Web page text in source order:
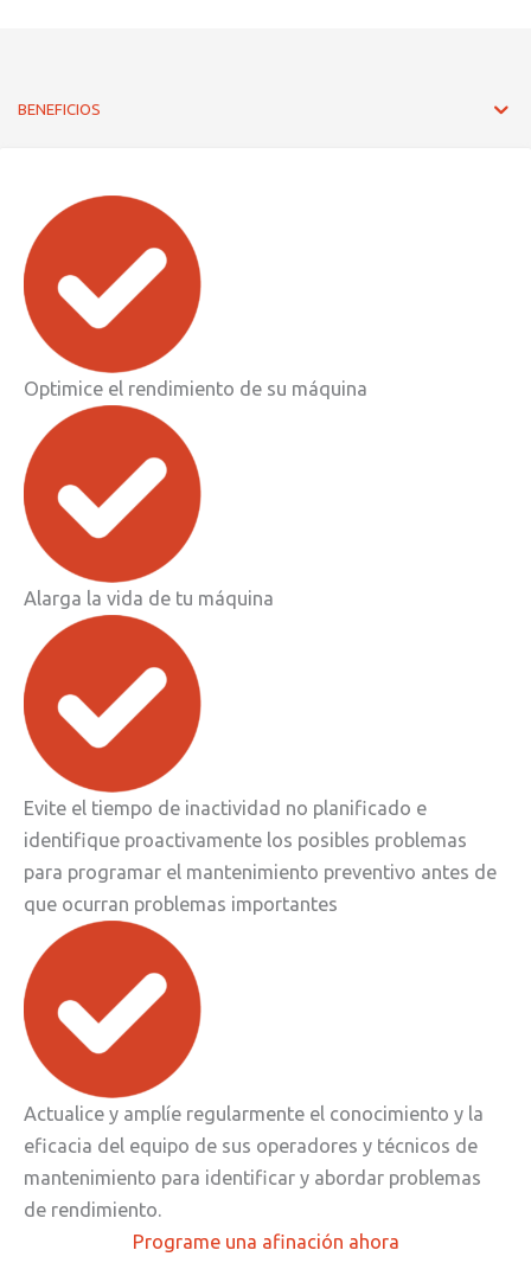
BENEFICIOS
Optimice el rendimiento de su máquina
Alarga la vida de tu máquina
Evite el tiempo de inactividad no planificado e
identifique proactivamente los posibles problemas
para programar el mantenimiento preventivo antes de
que ocurran problemas importantes
Actualice y amplíe regularmente el conocimiento y la
eficacia del equipo de sus operadores y técnicos de
mantenimiento para identificar y abordar problemas
de rendimiento.
Programe una afinación ahora